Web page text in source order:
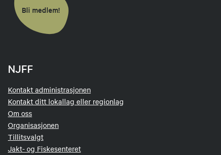
Bli medlem!
NJFF
Kontakt administrasjonen
Kontakt ditt lokallag eller regionlag
Om oss
Organisasjonen
Tillitsvalgt
Jakt- og Fiskesenteret